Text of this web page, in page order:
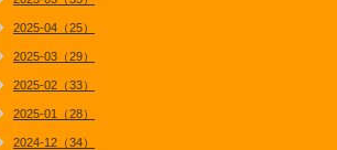
2025-04（25）
2025-03（29）
2025-02（33）
2025-01（28）
2024-12（34）